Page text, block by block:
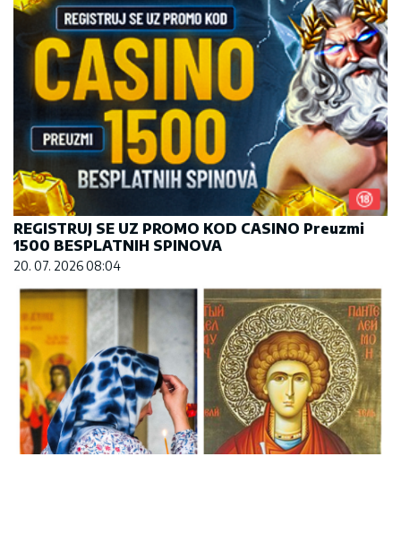
REGISTRUJ SE UZ PROMO KOD CASINO Preuzmi
1500 BESPLATNIH SPINOVA
20. 07. 2026 08:04